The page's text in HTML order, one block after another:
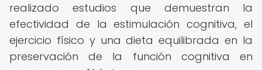
realizado estudios que demuestran la
efectividad de la estimulación cognitiva, el
ejercicio físico y una dieta equilibrada en la
preservación de la función cognitiva en